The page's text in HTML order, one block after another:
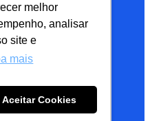
melhor
analisar
site e
mais
Aceitar Cookies